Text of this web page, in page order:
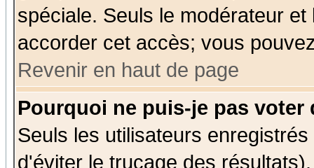
spéciale. Seuls le modérateur
accorder cet accès; vous
Revenir en haut de page
Pourquoi ne puis-je pas voter
Seuls les utilisateurs
d'éviter le trucage des